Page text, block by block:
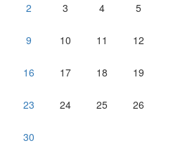
2 3 4 5
9 10 11 12
16 17 18 19
23 24 25 26
30